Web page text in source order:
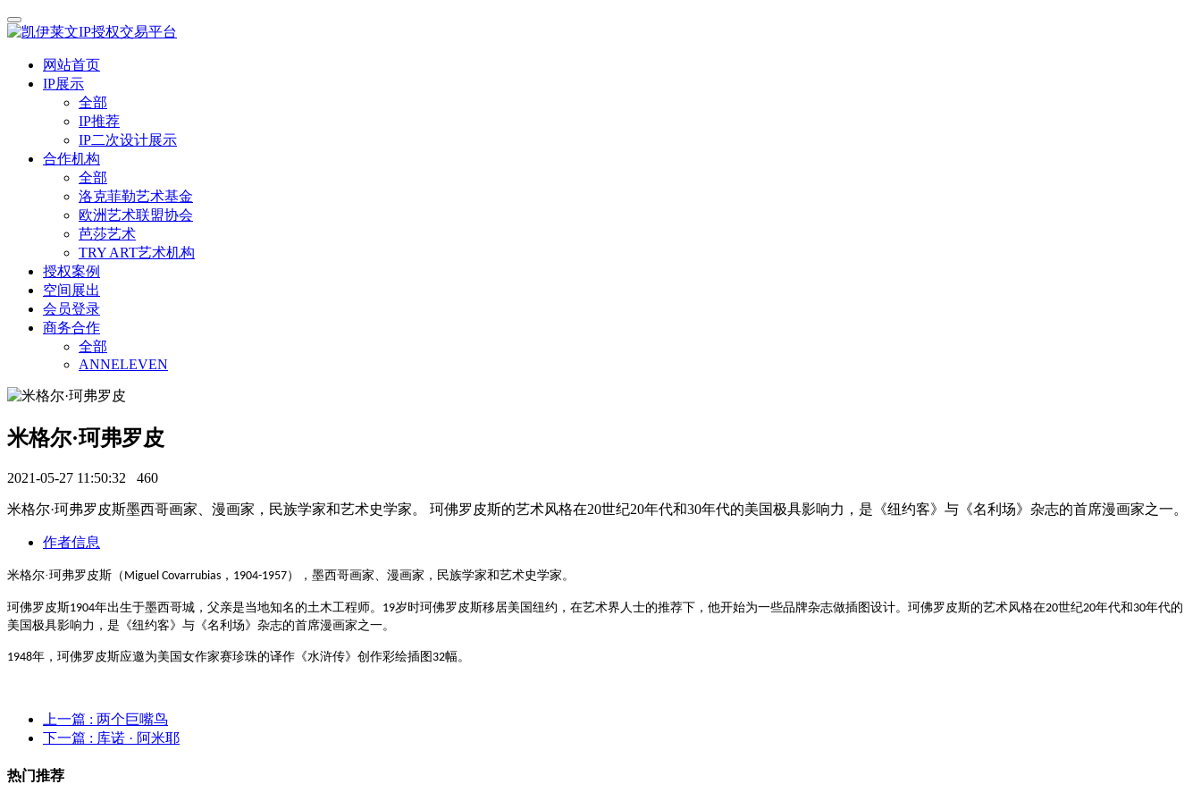
网站首页
IP展示
全部
IP推荐
IP二次设计展示
合作机构
全部
洛克菲勒艺术基金
欧洲艺术联盟协会
芭莎艺术
TRY ART艺术机构
授权案例
空间展出
会员登录
商务合作
全部
ANNELEVEN
米格尔·珂弗罗皮
2021-05-27 11:50:32 460
米格尔·珂弗罗皮斯墨西哥画家、漫画家，民族学家和艺术史学家。 珂佛罗皮斯的艺术风格在20世纪20年代和30年代的美国极具影响力，是《纽约客》与《名利场》杂志的首席漫画家之一。
作者信息
米格尔·珂弗罗皮斯（ Miguel Covarrubias ， 1904-1957）， 墨西哥画家 漫画家，民族学家和艺术史学家。
珂佛罗皮斯1904年出生于墨西哥城，父亲是当地知名的土木工程师。 19岁时珂佛罗皮斯移居美国纽约，在艺术界人士的推荐下，他开始为一些品牌杂志做插图设计。珂佛罗皮斯的艺术风格在20世纪20年代和 30年代的
美国极具影响力，是《纽约客》与《名利场》杂志的首席漫画家之一。
1948年，珂佛罗皮斯应邀为美国女作家赛珍珠的译作《水浒传》创作彩绘插图 32幅。
上一篇 : 两个巨嘴鸟
下一篇 : 库诺 · 阿米耶
热门推荐